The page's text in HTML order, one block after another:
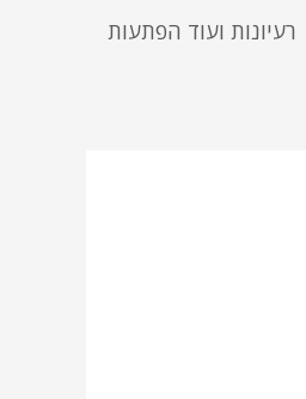
רעיונות ועוד הפתעות